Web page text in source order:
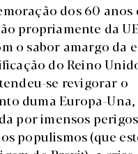
dos 60 anos
propriamente da
o sabor amargo da
do Reino
se revigorar o
duma Europa-
por imensos
populismos (que